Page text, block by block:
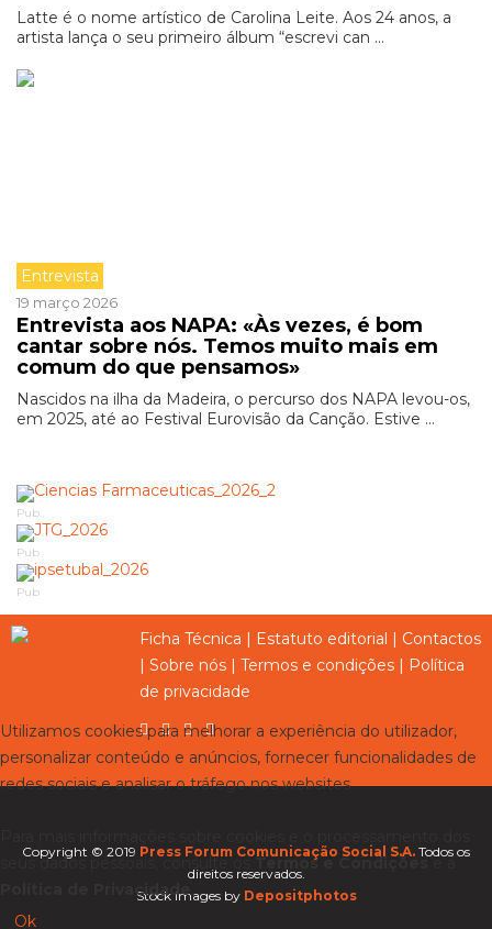
Latte é o nome artístico de Carolina Leite. Aos 24 anos, a
artista lança o seu primeiro álbum “escrevi can ...
Entrevista
19 março 2026
Entrevista aos NAPA: «Às vezes, é bom
cantar sobre nós. Temos muito mais em
comum do que pensamos»
Nascidos na ilha da Madeira, o percurso dos NAPA levou-os,
em 2025, até ao Festival Eurovisão da Canção. Estive ...
Pub
Pub
Pub
Ficha Técnica Estatuto editorial
Contactos
Sobre nós Termos e condições
Política
de privacidade
Copyright © 2019 Press Forum Comunicação Social S.A. Todos os
direitos reservados.
Stock images by Depositphotos
Utilizamos cookies para melhorar a experiência do utilizador,
personalizar conteúdo e anúncios, fornecer funcionalidades de
redes sociais e analisar o tráfego nos websites.
seus dados pessoais, consulte osTermos e Condiçõese a
Política de Privacidade.
Ok